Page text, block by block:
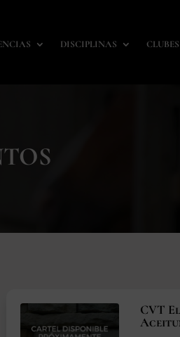
DISCIPLINAS CLUBES
CVT